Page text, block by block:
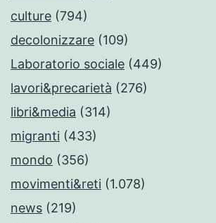
culture (794)
decolonizzare (109)
Laboratorio sociale (449)
lavori&precarietà (276)
libri&media (314)
migranti (433)
mondo (356)
movimenti&reti (1.078)
news (219)